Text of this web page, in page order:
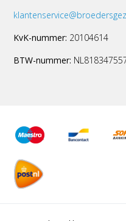
KvK-nummer: 20104614
BTW-nummer: